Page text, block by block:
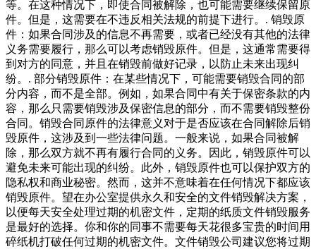
等。在这种情况下，即使合同被解除，也可能需要继续保留原
件。但是，这需要在不违反相关法规的前提下进行。. 销毁原
件：如果合同涉及的信息不再需要，或者已经没有其他的法律
义务需要履行，那么可以考虑销毁原件。但是，这通常需要得
到对方的同意，并且在销毁前做好记录，以防止未来出现纠
纷。. 部分销毁原件：在某些情况下，可能需要销毁合同的部
分内容，而不是全部。例如，如果合同中有关于保密条款的内
容，那么只需要销毁涉及保密信息的部分，而不需要销毁整份
合同。销毁合同原件的法律意义对于是否应该在合同解除后销
毁原件，这涉及到一些法律问题。一般来说，如果合同被解
除，那么双方就不再有履行合同的义务。因此，销毁原件可以
避免未来可能出现的纠纷。此外，销毁原件也可以保护双方的
隐私权和商业秘密。然而，这并不意味着在任何情况下都应该
销毁原件。望在办公室提供永久和安全的文件销毁解决方案，
以便每天安全处理过期的机密文件，定期的纸质文件销毁服务
是最好的选择。你和你的同事不需要每天花很多宝贵的时间用
碎纸机打破任何过期的机密文件。文件销毁公司建议您将过期